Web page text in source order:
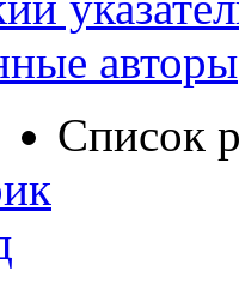
авторы
Список